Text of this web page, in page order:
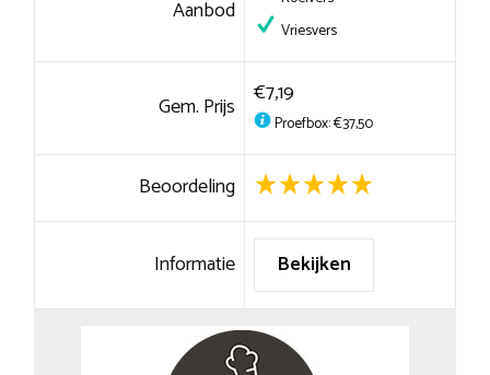
Aanbod
Vriesvers
Gem. Prijs €7,19
Proefbox: €37,50
Beoordeling
Informatie Bekijken